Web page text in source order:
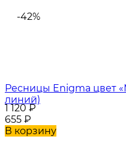
-42%
Ресницы Enigma цвет
линий)
1 120₽
655 ₽
В корзину